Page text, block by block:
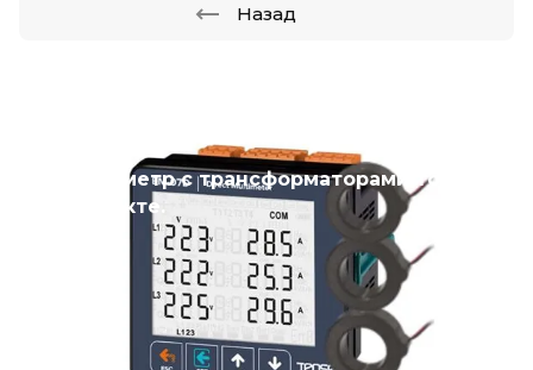
Мультиметр с трансформаторами тока в
комплекте.
Назад